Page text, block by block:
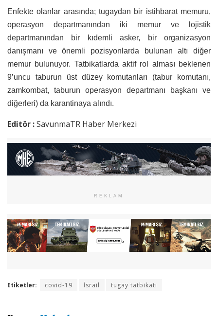
Enfekte olanlar arasında; tugaydan bir istihbarat memuru,
operasyon departmanından iki memur ve lojistik
departmanından bir kıdemli asker, bir organizasyon
danışmanı ve önemli pozisyonlarda bulunan altı diğer
memur bulunuyor. Tatbikatlarda aktif rol alması beklenen
9’uncu taburun üst düzey komutanları (tabur komutanı,
zamkombat, taburun operasyon departmanı başkanı ve
diğerleri) da karantinaya alındı.
Editör :SavunmaTR Haber Merkezi
REKLAM
Etiketler: covid-19 İsrail tugay tatbikatı